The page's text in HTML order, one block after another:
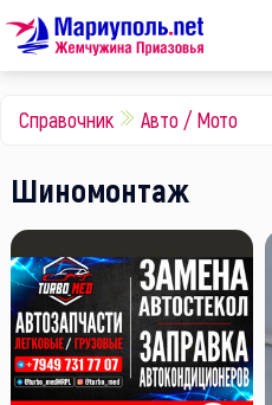
Справочник Авто / Мото
Шиномонтаж